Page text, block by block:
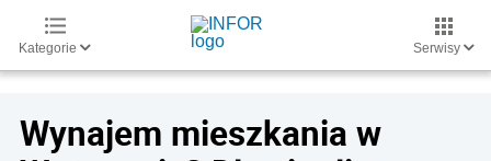
Kategorie Serwisy
Wynajem mieszkania w